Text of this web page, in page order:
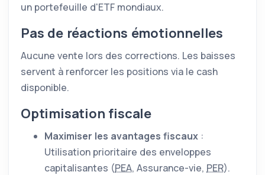
un portefeuille d'ETF mondiaux.
Pas de réactions émotionnelles
Aucune vente lors des corrections. Les baisses
servent à renforcer les positions via le cash
disponible.
Optimisation fiscale
Maximiser les avantages fiscaux :
Utilisation prioritaire des enveloppes
capitalisantes (PEA, Assurance-vie, PER).